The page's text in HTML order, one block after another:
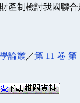
產制檢討我國聯
論叢／第 11 卷 第